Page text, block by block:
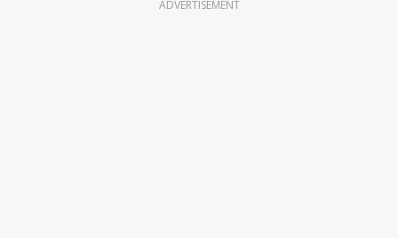
ADVERTISEMENT